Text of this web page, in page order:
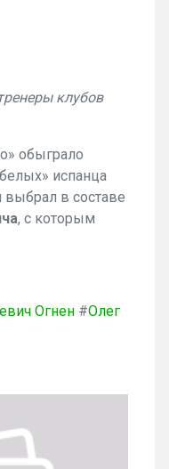
клубов
обыграло
испанца
в составе
, с которым
Огнен #Олег